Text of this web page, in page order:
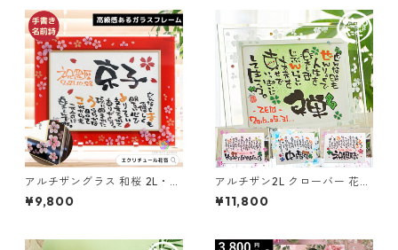
アルチザングラス 和桜 2L・A
4（ガラス工芸フレーム）笑描
き屋たくと 手書き 名前詩 名前
¥9,800
アルチザン2L クローバー 花柄
1～2人用 （ガラス工芸フレー
ム）笑描き屋たくと 手書き 名
¥11,800